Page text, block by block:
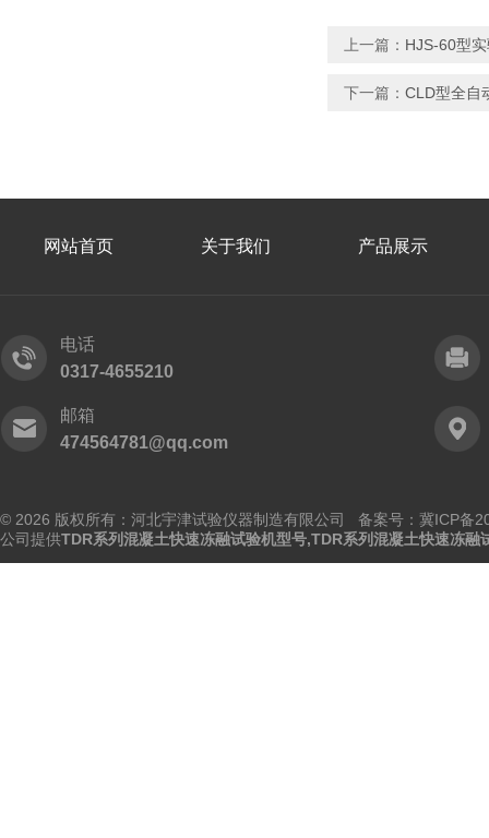
上一篇： HJS-60型
下一篇： CLD型全自
网站首页 关于我们 产品展示
电话
0317-4655210
邮箱
474564781@qq.com
© 2026 版权所有：河北宇津试验仪器制造有限公司 备案号：冀ICP备
公司提供TDR系列混凝土快速冻融试验机型号,TDR系列混凝土快速冻融